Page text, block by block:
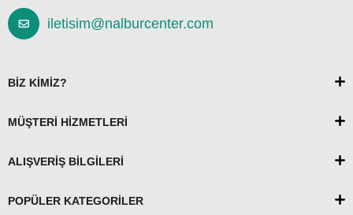
iletisim@nalburcenter.com
BİZ KİMİZ?
MÜŞTERİ HİZMETLERİ
ALIŞVERİŞ BİLGİLERİ
POPÜLER KATEGORİLER